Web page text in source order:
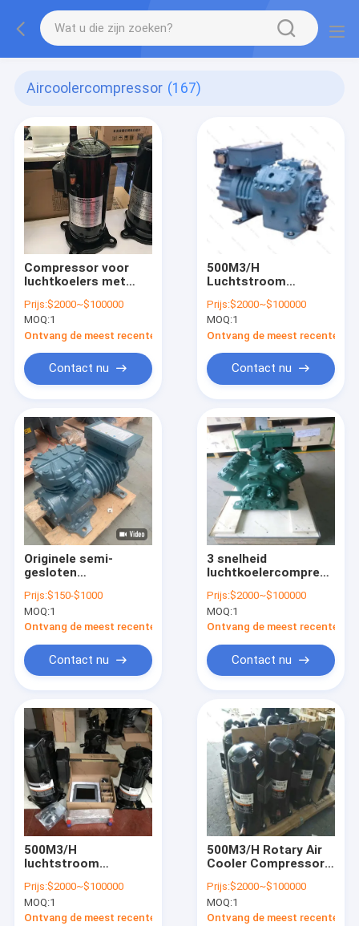
Aircoolercompressor (167)
Compressor voor
luchtkoelers met
M3/h Compressor
voor luchtstroomrol
voor koelonderdelen
Prijs:$2000~$100000
MOQ:1
Ontvang de meest recente Prijs
Contact nu
500M3/H
Luchtstroom
luchtkoeler
Compressor
Draagbaar 220V-240V
50Hz
Prijs:$2000~$100000
MOQ:1
Ontvang de meest recente
Contact nu
Originele semi-
gesloten
voor industriële
koeling bij lage
temperatuur
Prijs:$150-$1000
MOQ:1
Ontvang de meest recente Prijs
Contact nu
3 snelheid
luchtkoelercompressor
luchtcompressor
voor grote ruimte
Prijs:$2000~$100000
MOQ:1
Ontvang de meest recente
Contact nu
500M3/H
luchtstroom
compressor met 3
ventilator snelheden
en R507 koelmiddel
Prijs:$2000~$100000
MOQ:1
Ontvang de meest recente Prijs
500M3/H Rotary Air
Cooler Compressor
koelcompressor
Prijs:$2000~$100000
MOQ:1
Ontvang de meest recente